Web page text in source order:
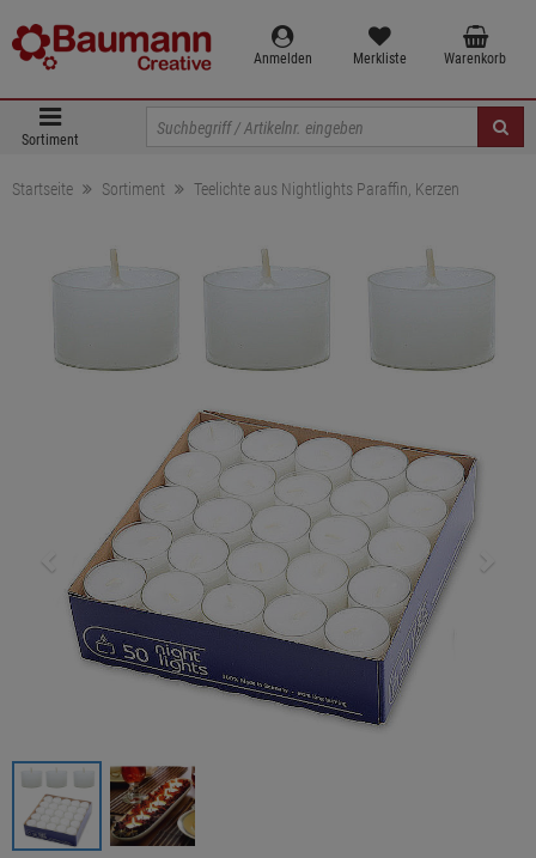
Anmelden Merkliste Warenkorb
Sortiment
Startseite Sortiment Teelichte aus Nightlights Paraffin, Kerzen